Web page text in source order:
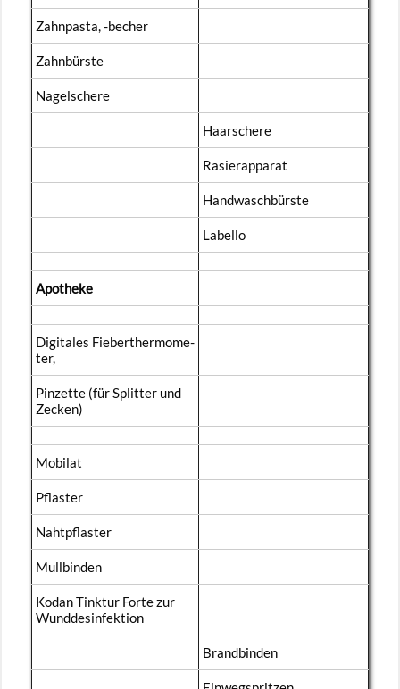
Zahn­pas­ta, -be­cher
Zahn­bürs­te
Na­gel­sche­re
Haar­sche­re
Ra­sier­ap­pa­rat
Hand­wasch­bürs­te
La­bel­lo
Apo­the­ke
Di­gi­ta­les Fie­ber­ther­mo­me­
ter,
Pin­zet­te (für Split­ter und
Ze­cken)
Mo­bi­lat
Pflas­ter
Naht­pflas­ter
Mull­bin­den
Kodan Tink­tur Forte zur
Wund­des­in­fek­ti­on
Brand­bin­den